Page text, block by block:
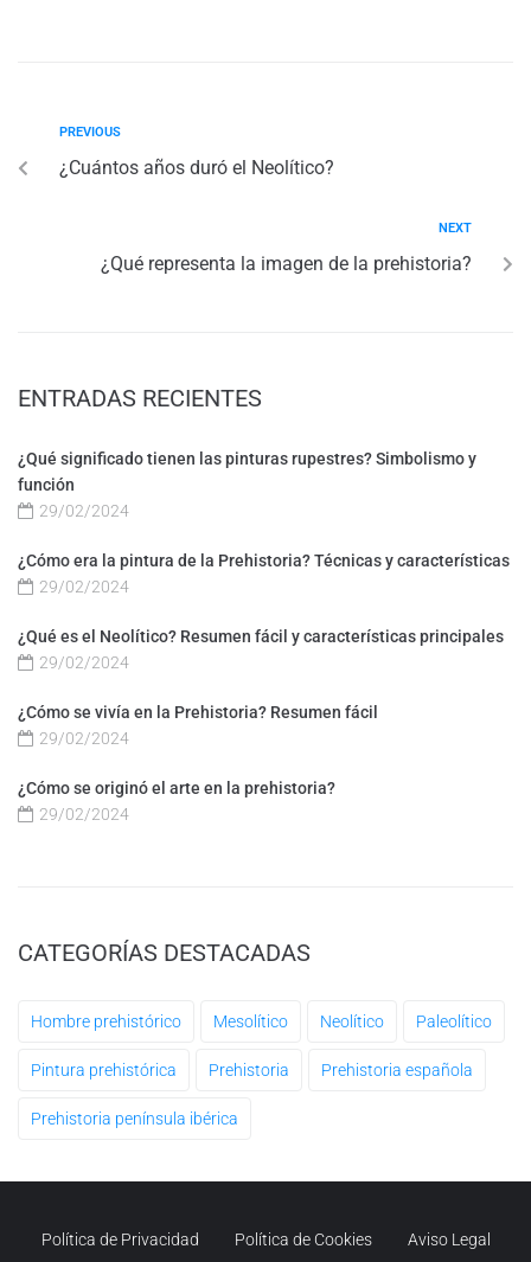
PREVIOUS
¿Cuántos años duró el Neolítico?
NEXT
¿Qué representa la imagen de la prehistoria?
ENTRADAS RECIENTES
¿Qué significado tienen las pinturas rupestres? Simbolismo y
función
29/02/2024
¿Cómo era la pintura de la Prehistoria? Técnicas y características
29/02/2024
¿Qué es el Neolítico? Resumen fácil y características principales
29/02/2024
¿Cómo se vivía en la Prehistoria? Resumen fácil
29/02/2024
¿Cómo se originó el arte en la prehistoria?
29/02/2024
CATEGORÍAS DESTACADAS
Hombre prehistórico Mesolítico Neolítico Paleolítico
Pintura prehistórica Prehistoria Prehistoria española
Prehistoria península ibérica
Política de Privacidad Política de Cookies Aviso Legal